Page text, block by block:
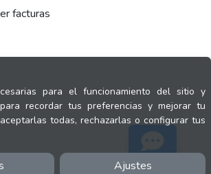
para el funcionamiento del sitio y
recordar tus preferencias y mejorar tu
todas, rechazarlas o configurar tus
Ajustes
facturas
Soporte